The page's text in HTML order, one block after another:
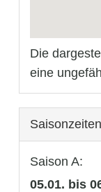
Die
eine
Saison A:
05.01. bis